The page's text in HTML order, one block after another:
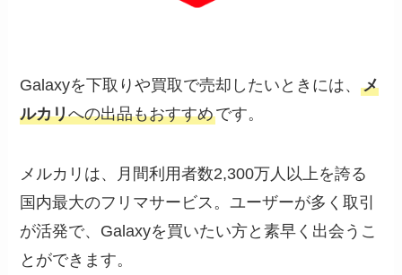
Galaxyを下取りや買取で売却したいときには、メ
ルカリへの出品もおすすめです。
メルカリは、月間利用者数2,300万人以上を誇る
国内最大のフリマサービス。ユーザーが多く取引
が活発で、Galaxyを買いたい方と素早く出会うこ
とができます。